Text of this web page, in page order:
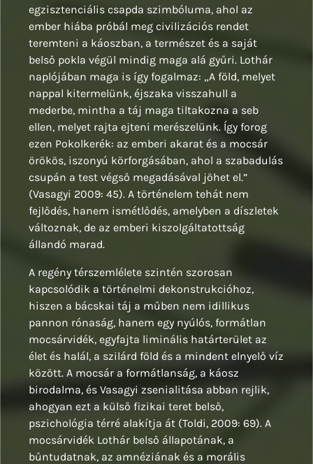
egzisztenciális csapda szimbóluma, ahol az
ember hiába próbál meg civilizációs rendet
teremteni a káoszban, a természet és a saját
belső pokla végül mindig maga alá gyűri. Lothár
naplójában maga is így fogalmaz: „A föld, melyet
nappal kitermelünk, éjszaka visszahull a
mederbe, mintha a táj maga tiltakozna a seb
ellen, melyet rajta ejteni merészelünk. Így forog
ezen Pokolkerék: az emberi akarat és a mocsár
örökös, iszonyú körforgásában, ahol a szabadulás
csupán a test végső megadásával jöhet el.”
(Vasagyi 2009: 45). A történelem tehát nem
fejlődés, hanem ismétlődés, amelyben a díszletek
változnak, de az emberi kiszolgáltatottság
állandó marad.
A regény térszemlélete szintén szorosan
kapcsolódik a történelmi dekonstrukcióhoz,
hiszen a bácskai táj a műben nem idillikus
pannon rónaság, hanem egy nyúlós, formátlan
mocsárvidék, egyfajta liminális határterület az
élet és halál, a szilárd föld és a mindent elnyelő víz
között. A mocsár a formátlanság, a káosz
birodalma, és Vasagyi zsenialitása abban rejlik,
ahogyan ezt a külső fizikai teret belső,
pszichológia térré alakítja át (Toldi, 2009: 69). A
mocsárvidék Lothár belső állapotának, a
bűntudatnak, az amnéziának és a morális